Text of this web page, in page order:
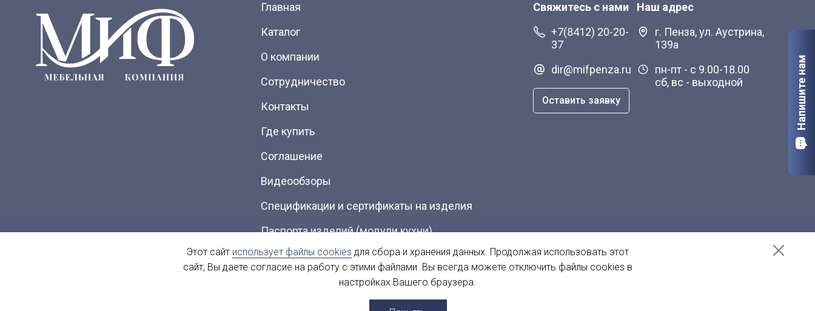
Главная
Каталог
О компании
Сотрудничество
Контакты
Где купить
Соглашение
Видеообзоры
Спецификации и сертификаты на изделия
Паспорта изделий (модули кухни)
Каталоги (Скачать PDF)
Свяжитесь с нами
+7(8412) 20-20-
37
dir@mifpenza.ru
Оставить заявку
Наш адрес
г. Пенза, ул. Аустрина,
139а
пн-пт - с 9.00-18.00
сб, вс - выходной
Напишите нам
Этот сайт использует файлы cookies для сбора и хранения данных. Продолжая использовать этот
сайт, Вы даете согласие на работу с этими файлами. Вы всегда можете отключить файлы cookies в
настройках Вашего браузера.